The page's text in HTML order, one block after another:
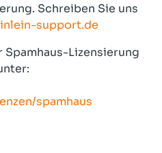
Schreiben Sie uns
support.de
Lizensierung
spamhaus